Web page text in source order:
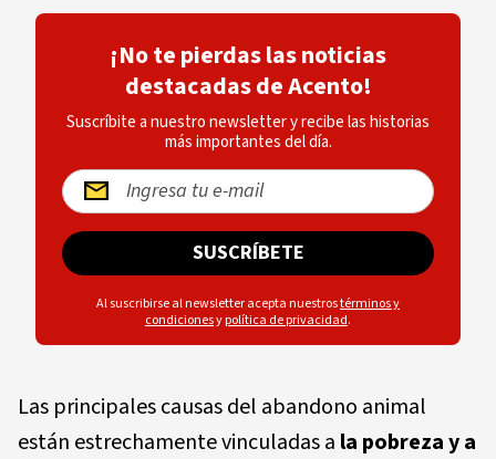
¡No te pierdas las noticias
destacadas de Acento!
Suscríbite a nuestro newsletter y recibe las historias
más importantes del día.
SUSCRÍBETE
Al suscribirse al newsletter acepta nuestrostérminos y
condicionesypolítica de privacidad.
Las principales causas del abandono animal
están estrechamente vinculadas a la pobreza y a